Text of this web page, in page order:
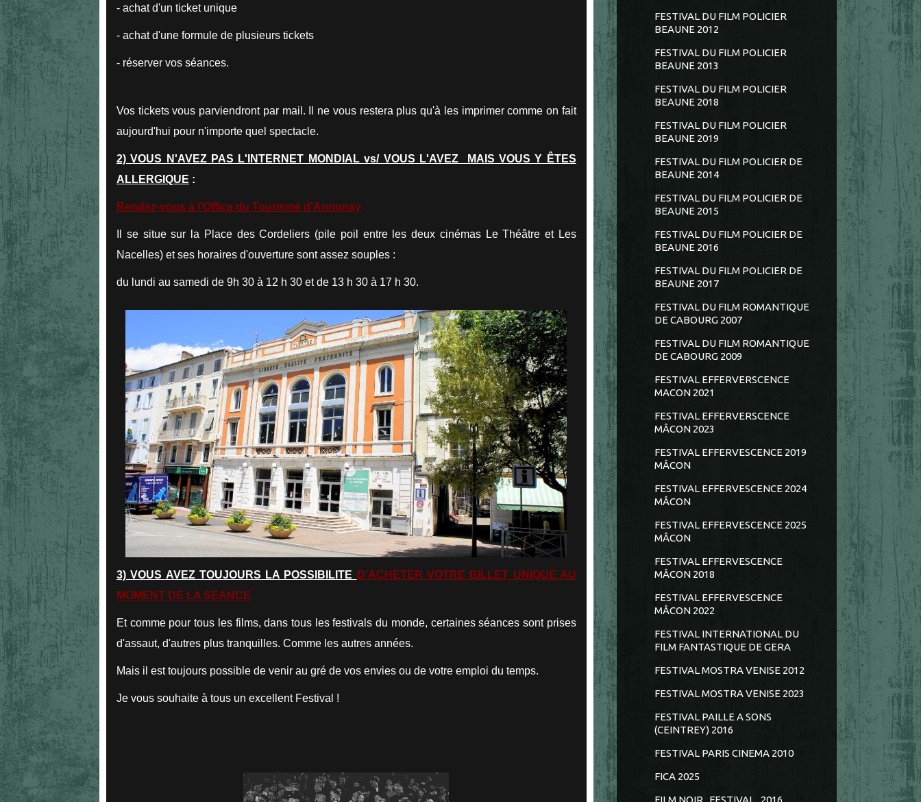
- achat d'un ticket unique
- achat d'une formule de plusieurs tickets
- réserver vos séances.
Vos tickets vous parviendront par mail. Il ne vous restera plus qu'à les imprimer comme on fait
aujourd'hui pour n'importe quel spectacle.
2) VOUS N'AVEZ PAS L'INTERNET MONDIAL vs/ VOUS L'AVEZ MAIS VOUS Y ÊTES
ALLERGIQUE :
Rendez-vous à l'Office du Tourisme d'Annonay
Il se situe sur la Place des Cordeliers (pile poil entre les deux cinémas Le Théâtre et Les
Nacelles) et ses horaires d'ouverture sont assez souples :
du lundi au samedi de 9h 30 à 12 h 30 et de 13 h 30 à 17 h 30.
3) VOUS AVEZ TOUJOURS LA POSSIBILITE
D'ACHETER VOTRE BILLET UNIQUE AU
MOMENT DE LA SEANCE
Et comme pour tous les films, dans tous les festivals du monde, certaines séances sont prises
d'assaut, d'autres plus tranquilles. Comme les autres années.
Mais il est toujours possible de venir au gré de vos envies ou de votre emploi du temps.
Je vous souhaite à tous un excellent Festival !
FESTIVAL DU FILM POLICIER
BEAUNE 2012
FESTIVAL DU FILM POLICIER
BEAUNE 2013
FESTIVAL DU FILM POLICIER
BEAUNE 2018
FESTIVAL DU FILM POLICIER
BEAUNE 2019
FESTIVAL DU FILM POLICIER DE
BEAUNE 2014
FESTIVAL DU FILM POLICIER DE
BEAUNE 2015
FESTIVAL DU FILM POLICIER DE
BEAUNE 2016
FESTIVAL DU FILM POLICIER DE
BEAUNE 2017
FESTIVAL DU FILM ROMANTIQUE
DE CABOURG 2007
FESTIVAL DU FILM ROMANTIQUE
DE CABOURG 2009
FESTIVAL EFFERVERSCENCE
MACON 2021
FESTIVAL EFFERVERSCENCE
MÂCON 2023
FESTIVAL EFFERVESCENCE 2019
MÂCON
FESTIVAL EFFERVESCENCE 2024
MÂCON
FESTIVAL EFFERVESCENCE 2025
MÂCON
FESTIVAL EFFERVESCENCE
MÂCON 2018
FESTIVAL EFFERVESCENCE
MÂCON 2022
FESTIVAL INTERNATIONAL DU
FILM FANTASTIQUE DE GERA
FESTIVAL MOSTRA VENISE 2012
FESTIVAL MOSTRA VENISE 2023
FESTIVAL PAILLE A SONS
(CEINTREY) 2016
FESTIVAL PARIS CINEMA 2010
FICA 2025